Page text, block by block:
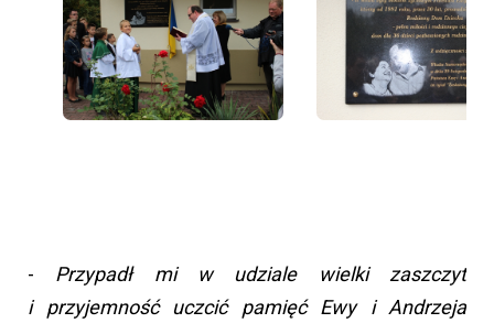
- Przypadł mi w udziale wielki zaszczyt
i przyjemność uczcić pamięć Ewy i Andrzeja